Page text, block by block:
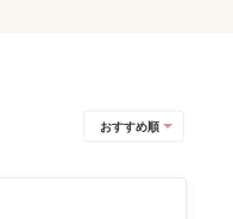
おすすめ順